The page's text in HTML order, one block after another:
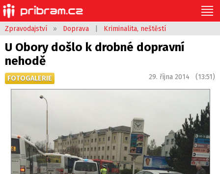
Zpravodajství » Doprava Kriminalita, neštěstí
U Obory došlo k drobné dopravní
nehodě
FOTOGALERIE 29. října 2014 (13:51)